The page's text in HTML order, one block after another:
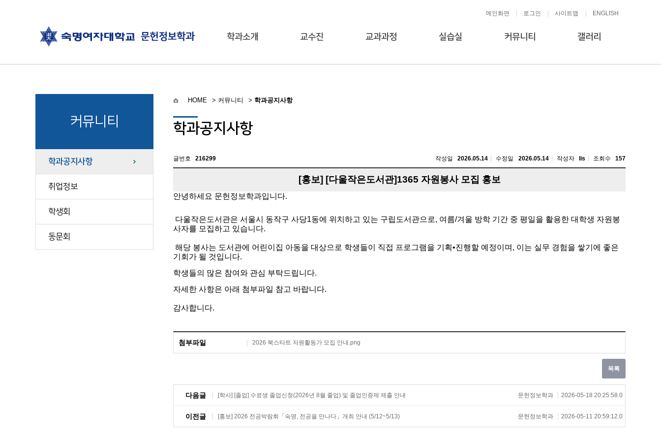
메인화면 로그인 사이트맵 ENGLISH
학과소개 교수진 교과과정 실습실 커뮤니티 갤러리
커뮤니티
학과공지사항
취업정보
학생회
동문회
HOME > 커뮤니티 > 학과공지사항
학과공지사항
글번호 216299 작성일 2026.05.14 수정일 2026.05.14 작성자 lis 조회수 157
[홍보] [다울작은도서관]1365 자원봉사 모집 홍보
안녕하세요 문헌정보학과입니다.
다울작은도서관은 서울시 동작구 사당1동에 위치하고 있는 구립도서관으로, 여름/겨울 방학 기간 중 평일을 활용한 대학생 자원봉
사자를 모집하고 있습니다.
해당 봉사는 도서관에 어린이집 아동을 대상으로 학생들이 직접 프로그램을 기획•진행할 예정이며, 이는 실무 경험을 쌓기에 좋은
기회가 될 것입니다.
학생들의 많은 참여와 관심 부탁드립니다.
자세한 사항은 아래 첨부파일 참고 바랍니다.
감사합니다.
첨부파일 2026 북스타트 자원활동가 모집 안내.png
다음글 [학사] [졸업] 수료생 졸업신청(2026년 8월 졸업) 및 졸업인증제 제출 안내 문헌정보학과 2026-05-18 20:25:58.0
이전글 [홍보] 2026 전공박람회「숙명, 전공을 만나다」개최 안내 (5/12~5/13) 문헌정보학과 2026-05-11 20:59:12.0